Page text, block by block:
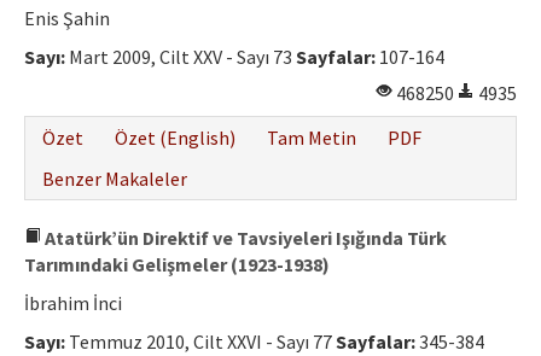
Enis Şahin
Sayı: Mart 2009, Cilt XXV - Sayı 73 Sayfalar: 107-164
468250
4935
Özet
Özet (English) Tam Metin
PDF
Benzer Makaleler
Atatürk’ün Direktif ve Tavsiyeleri Işığında Türk
Tarımındaki Gelişmeler (1923-1938)
İbrahim İnci
Sayı: Temmuz 2010, Cilt XXVI - Sayı 77Sayfalar:345-384